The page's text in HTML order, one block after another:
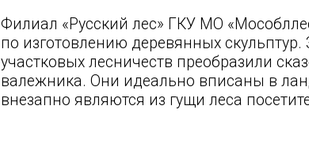
Филиал «Русский лес» ГКУ МО
по изготовлению деревянных
участковых лесничеств преобразили
валежника. Они идеально вписаны в
внезапно являются из гущи леса